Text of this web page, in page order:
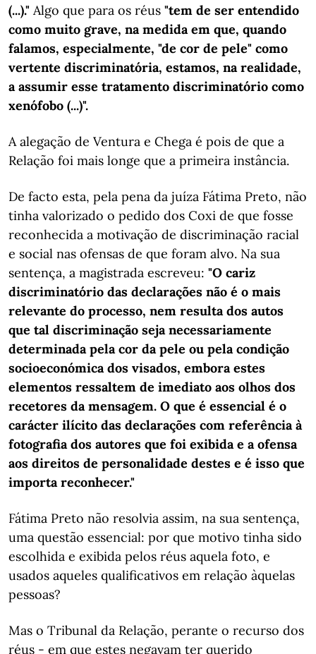
(...)." Algo que para os réus "tem de ser entendido
como muito grave, na medida em que, quando
falamos, especialmente, "de cor de pele" como
vertente discriminatória, estamos, na realidade,
a assumir esse tratamento discriminatório como
xenófobo (...)".
A alegação de Ventura e Chega é pois de que a
Relação foi mais longe que a primeira instância.
De facto esta, pela pena da juíza Fátima Preto, não
tinha valorizado o pedido dos Coxi de que fosse
reconhecida a motivação de discriminação racial
e social nas ofensas de que foram alvo. Na sua
sentença, a magistrada escreveu: "O cariz
discriminatório das declarações não é o mais
relevante do processo, nem resulta dos autos
que tal discriminação seja necessariamente
determinada pela cor da pele ou pela condição
socioeconómica dos visados, embora estes
elementos ressaltem de imediato aos olhos dos
recetores da mensagem. O que é essencial é o
carácter ilícito das declarações com referência à
fotografia dos autores que foi exibida e a ofensa
aos direitos de personalidade destes e é isso que
importa reconhecer."
Fátima Preto não resolvia assim, na sua sentença,
uma questão essencial: por que motivo tinha sido
escolhida e exibida pelos réus aquela foto, e
usados aqueles qualificativos em relação àquelas
pessoas?
Mas o Tribunal da Relação, perante o recurso dos
réus - em que estes negavam ter querido